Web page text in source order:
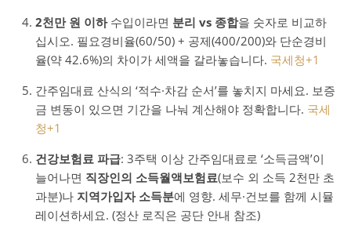
2천만 원 이하수입이라면 분리 vs 종합을 숫자로 비교하
십시오. 필요경비율(60/50) + 공제(400/200)와 단순경비
율(약 42.6%)의 차이가 세액을 갈라놓습니다. 국세청+1
간주임대료 산식의 ‘적수·차감 순서’를 놓치지 마세요. 보증
금 변동이 있으면 기간을 나눠 계산해야 정확합니다. 국세
청+1
건강보험료 파급: 3주택 이상 간주임대료로 ‘소득금액’이
늘어나면 직장인의 소득월액보험료(보수 외 소득 2천만 초
과분)나 지역가입자 소득분에 영향. 세무·건보를 함께 시뮬
레이션하세요. (정산 로직은 공단 안내 참조)